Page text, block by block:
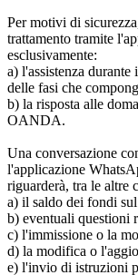
Per motivi di
trattamento tramite
esclusivamente:
a) l'assistenza
delle fasi che
b) la risposta alle
OANDA.
Una conversazione
l'applicazione
riguarderà, tra le altre
a) il saldo dei fondi
b) eventuali questioni
c) l'immissione o la
d) la modifica o
e) l'invio di istruzioni